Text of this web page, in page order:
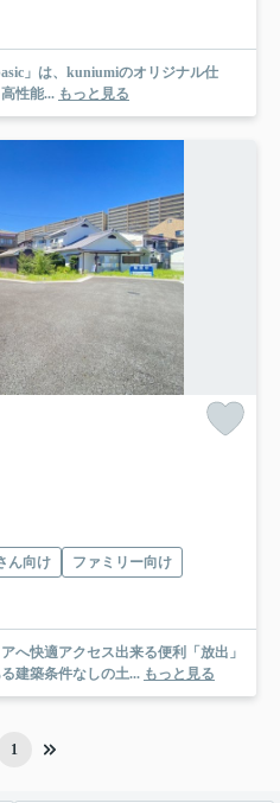
」は、kuniumiのオリジナル仕
性能... もっと見る
ん向け
ファミリー向け
快適アクセス出来る便利「放出」
建築条件なしの土... もっと見る
1